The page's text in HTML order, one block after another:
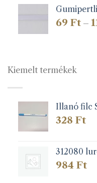
69 Ft –
Kiemelt termékek
Illanó filc
328 Ft
312080
984 Ft